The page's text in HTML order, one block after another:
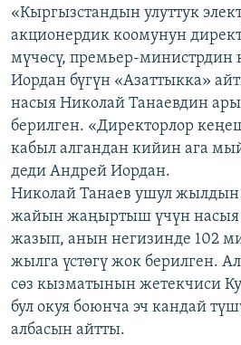
«Кыргызстандын улуттук
акционердик коомунун
мүчөсү, премьер-
Иордан бүгүн «Азаттыкка»
насыя Николай Танаевдин
берилген. «Директорлор
кабыл алгандан кийин ага
деди Андрей Иордан.
Николай Танаев ушул жылдын
жайын жаңыртыш үчүн насыя
жазып, анын негизинде 102
жылга үстөгү жок берилген.
сөз кызматынын жетекчиси
бул окуя боюнча эч кандай
албасын айтты.